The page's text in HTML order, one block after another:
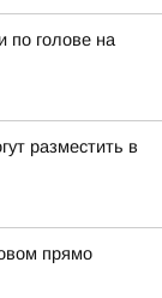
по голове на
разместить в
прямо